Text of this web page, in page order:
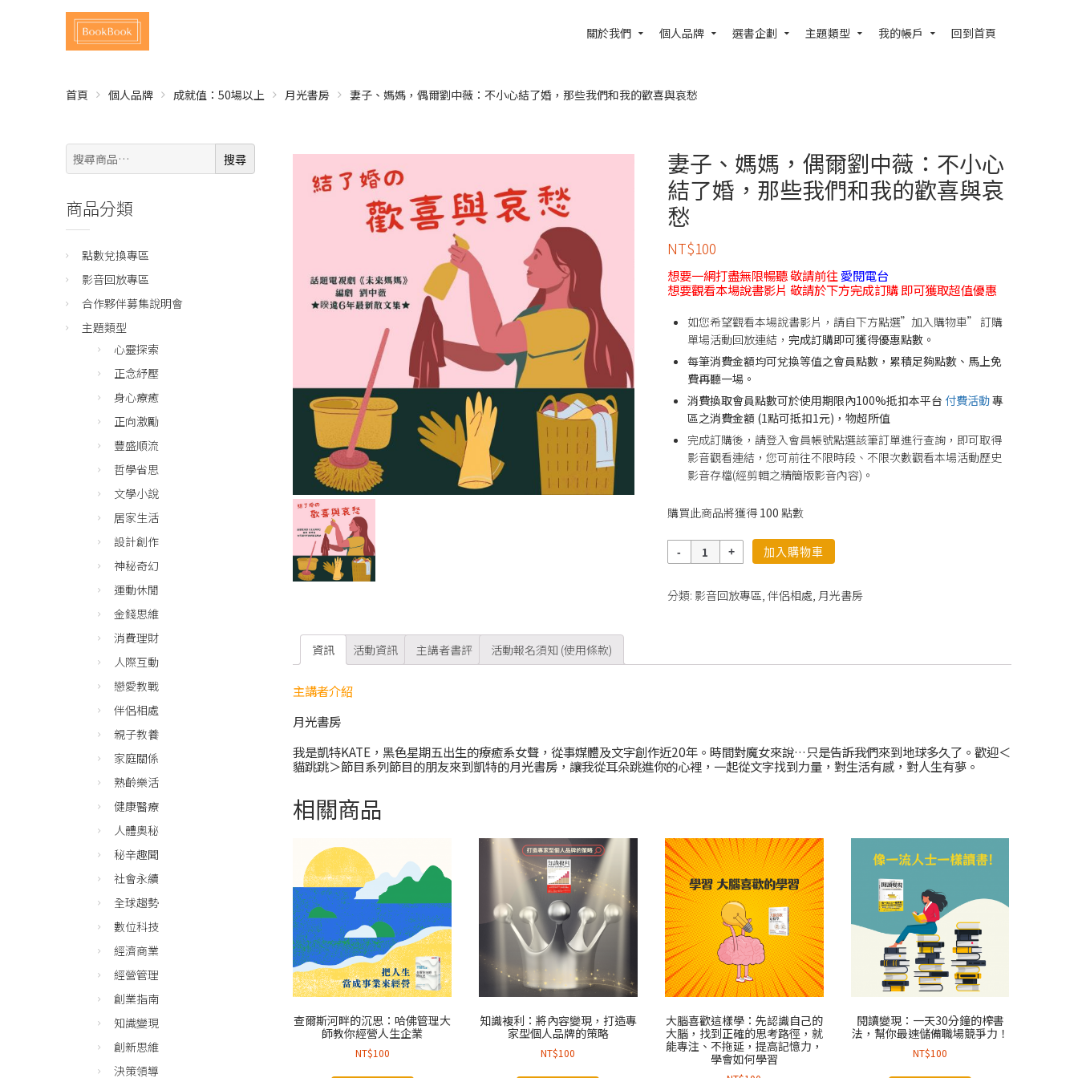
關於我們 個人品牌 選書企劃 主題類型 我的帳戶 回到首頁
首頁 個人品牌 成就值：50場以上 月光書房 妻子、媽媽，偶爾劉中薇：不小心結了婚，那些我們和我的歡喜與哀愁
妻子、媽媽，偶爾劉中薇：不小心
結了婚，那些我們和我的歡喜與哀
愁
NT$100
想要一網打盡無限暢聽 敬請前往 愛閱電台
想要觀看本場說書影片 敬請於下方完成訂購 即可獲取超值優惠
如您希望觀看本場說書影片，請自下方點選”加入購物車” 訂購
單場活動回放連結， 完成訂購即可獲得優惠點數。
每筆消費金額均可兌換等值之會員點數，累積足夠點數、馬上免
費再聽一場。
消費換取會員點數可於使用期限內100%抵扣本平台 付費活動專
區之消費金額 (1點可抵扣1元)，物超所值
完成訂購後，請登入會員帳號點選該筆訂單進行查詢，即可取得
影音觀看連結，您可前往不限時段、不限次數觀看本場活動歷史
影音存檔(經剪輯之精簡版影音內容)。
購買此商品將獲得 100 點數
量
加入購物車
分類: 影音回放專區, 伴侶相處, 月光書房
資訊 活動資訊 主講者書評 活動報名須知 (使用條款)
主講者介紹
月光書房
我是凱特KATE，黑色星期五出生的療癒系女聲，從事媒體及文字創作近20年。時間對魔女來說…只是告訴我們來到地球多久了。歡迎＜
貓跳跳＞節目系列節目的朋友來到凱特的月光書房，讓我從耳朵跳進你的心裡，一起從文字找到力量，對生活有感，對人生有夢。
相關商品
查爾斯河畔的沉思：哈佛管理大
師教你經營人生企業
NT$100
知識複利：將內容變現，打造專
家型個人品牌的策略
NT$100
大腦喜歡這樣學：先認識自己的
大腦，找到正確的思考路徑，就
能專注、不拖延，提高記憶力，
學會如何學習
閱讀變現：一天30分鐘的榨書
法，幫你最速儲備職場競爭力！
NT$100
搜
尋:
搜尋
商品分類
點數兌換專區
影音回放專區
合作夥伴募集說明會
主題類型
心靈探索
正念紓壓
身心療癒
正向激勵
豐盛順流
哲學省思
文學小說
居家生活
設計創作
神秘奇幻
運動休閒
金錢思維
消費理財
人際互動
戀愛教戰
伴侶相處
親子教養
家庭關係
熟齡樂活
健康醫療
人體奧秘
秘辛趣聞
社會永續
全球趨勢
數位科技
經濟商業
經營管理
創業指南
知識變現
創新思維
決策領導